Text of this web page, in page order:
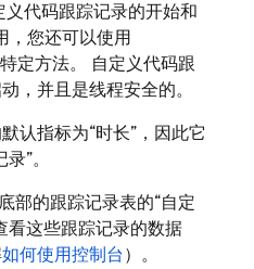
义代码跟踪记录的开始和
，您还可以使用
定方法。 自定义代码跟
，并且是线程安全的。
认指标为“时长”，因此它
”。
部的跟踪记录表的“自定
看这些跟踪记录的数据
如何使用控制台 ）。